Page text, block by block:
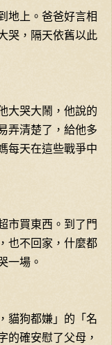
地上。爸爸好言相
哭，隔天依舊以此
大哭大鬧，他說的
弄清楚了，給他多
每天在這些戰爭中
市買東西。到了門
也不回家，什麼都
一場。
貓狗都嫌」的「名
的確安慰了父母，